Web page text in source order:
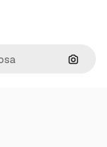
Cerca